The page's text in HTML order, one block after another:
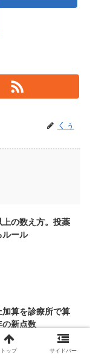
くぅ
の数え方。投薬
ルール
算を診療所で算
の新点数
トップ サイドバー